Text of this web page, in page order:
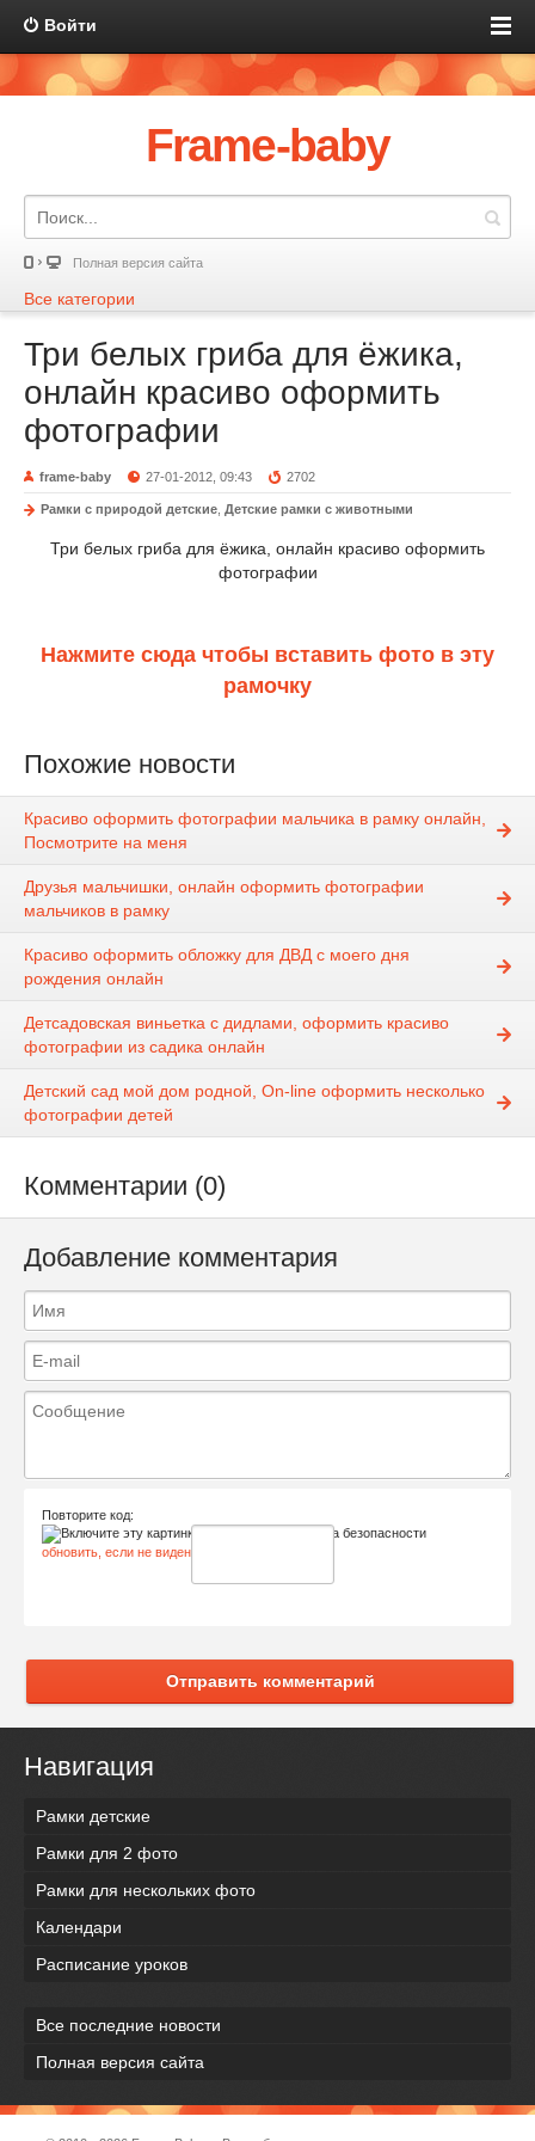
Войти
Frame-baby
Полная версия сайта
Все категории
Три белых гриба для ёжика,
онлайн красиво оформить
фотографии
frame-baby 27-01-2012, 09:43 2702
Рамки с природой детские Детские рамки с животными
Три белых гриба для ёжика, онлайн красиво оформить
фотографии
Нажмите сюда чтобы вставить фото в эту
рамочку
Похожие новости
Красиво оформить фотографии мальчика в рамку онлайн,
Посмотрите на меня
Друзья мальчишки, онлайн оформить фотографии
мальчиков в рамку
Красиво оформить обложку для ДВД с моего дня
рождения онлайн
Детсадовская виньетка с дидлами, оформить красиво
фотографии из садика онлайн
Детский сад мой дом родной, On-line оформить несколько
фотографии детей
Комментарии (0)
Добавление комментария
Повторите код:
обновить, если не виден код
Отправить комментарий
Навигация
Рамки детские
Рамки для 2 фото
Рамки для нескольких фото
Календари
Расписание уроков
Все последние новости
Полная версия сайта